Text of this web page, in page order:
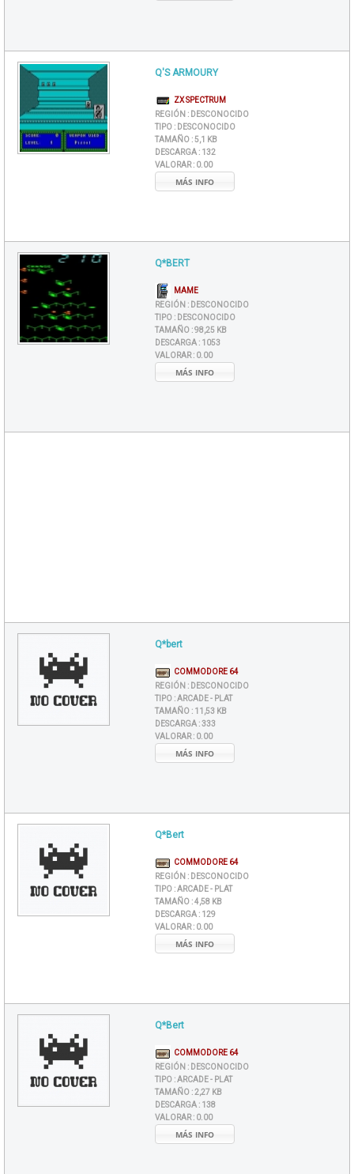
Q'S ARMOURY
ZX SPECTRUM
REGIÓN : DESCONOCIDO
TIPO : DESCONOCIDO
TAMAÑO :5,1 KB
DESCARGA : 132
VALORAR : 0.00
MÁS INFO
Q*BERT
MAME
REGIÓN : DESCONOCIDO
TIPO : DESCONOCIDO
TAMAÑO :98,25 KB
DESCARGA : 1053
VALORAR : 0.00
MÁS INFO
Q*bert
COMMODORE 64
REGIÓN : DESCONOCIDO
TIPO :ARCADE - PLAT
TAMAÑO : 11,53 KB
DESCARGA :333
VALORAR : 0.00
MÁS INFO
Q*Bert
COMMODORE 64
REGIÓN : DESCONOCIDO
TIPO :ARCADE - PLAT
TAMAÑO :4,58 KB
DESCARGA : 129
VALORAR : 0.00
MÁS INFO
Q*Bert
COMMODORE 64
REGIÓN : DESCONOCIDO
TIPO :ARCADE - PLAT
TAMAÑO :2,27 KB
DESCARGA : 138
VALORAR : 0.00
MÁS INFO